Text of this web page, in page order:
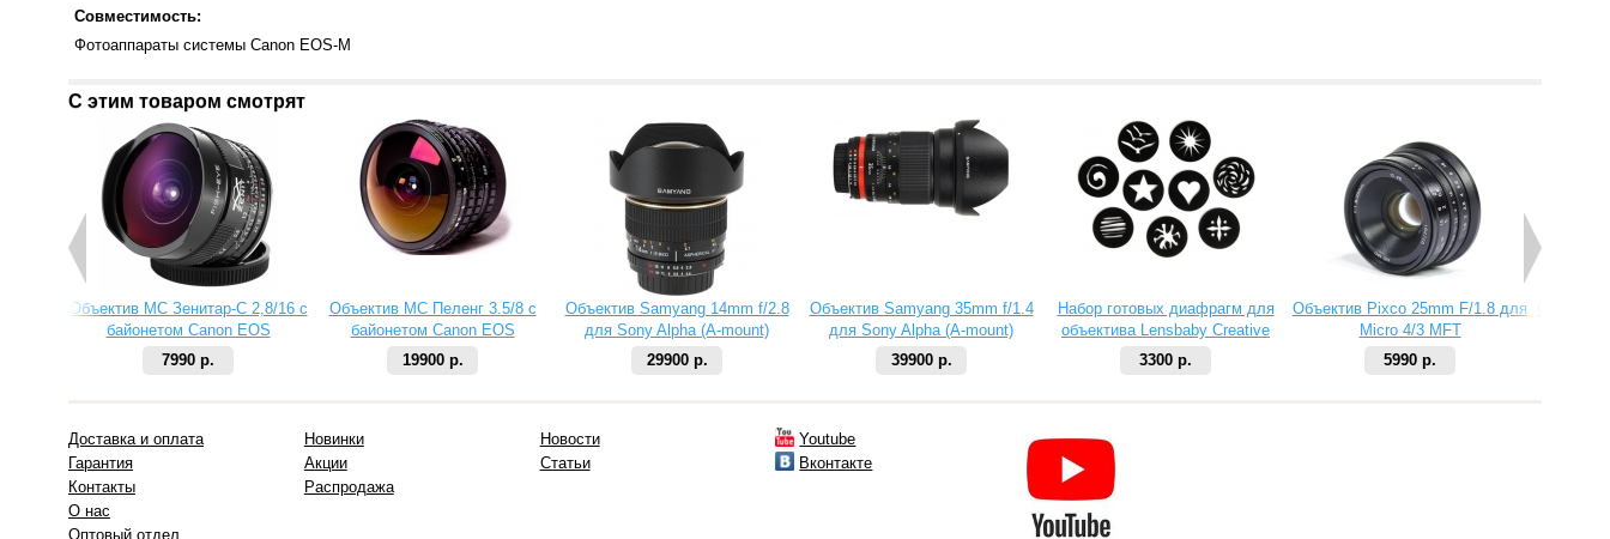
Совместимость:
Фотоаппараты системы Canon EOS-M
С этим товаром смотрят
Объектив МС Зенитар-C 2,8/16 с
байонетом Canon EOS
7990 р.
Объектив МС Пеленг 3.5/8 с
байонетом Canon EOS
19900 р.
Объектив Samyang 14mm f/2.8
для Sony Alpha (A-mount)
29900 р.
Объектив Samyang 35mm f/1.4
для Sony Alpha (A-mount)
39900 р.
Набор готовых диафрагм для
объектива Lensbaby Creative
Aperture Kit 2
3300 р.
Объектив Pixco 25mm F/1.8 для
Micro 4/3 MFT
5990 р.
Доставка и оплата
Гарантия
Контакты
О нас
Оптовый отдел
Новинки
Акции
Распродажа
Новости
Статьи
Youtube
Вконтакте